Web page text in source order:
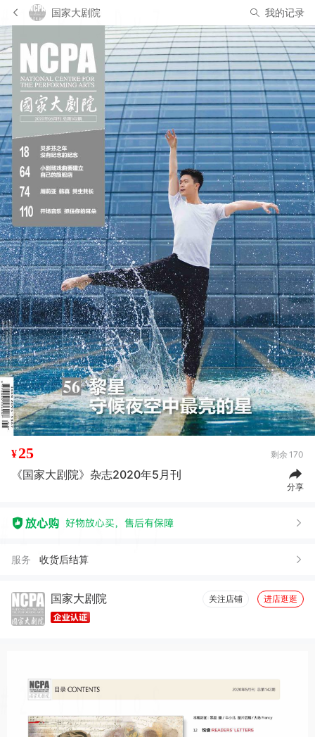
国家大剧院 我的记录
¥25 剩余 170
《国家大剧院》杂志2020年5月刊
分享
服务 收货后结算
国家大剧院 关注店铺 进店逛逛